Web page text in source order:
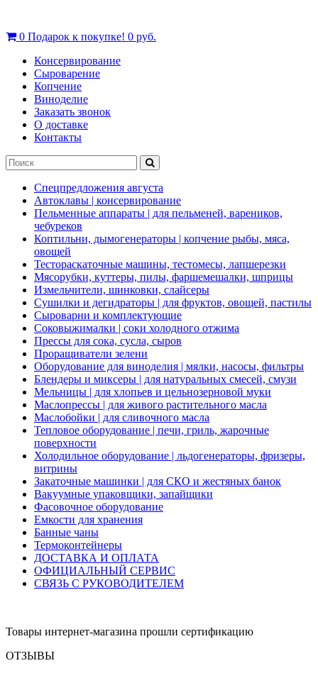
0 Подарок к покупке! 0 руб.
Консервирование
Сыроварение
Копчение
Виноделие
Заказать звонок
О доставке
Контакты
Спецпредложения августа
Автоклавы | консервирование
Пельменные аппараты | для пельменей, вареников,
чебуреков
Коптильни, дымогенераторы | копчение рыбы, мяса,
овощей
Тестораскаточные машины, тестомесы, лапшерезки
Мясорубки, куттеры, пилы, фаршемешалки, шприцы
Измельчители, шинковки, слайсеры
Сушилки и дегидраторы | для фруктов, овощей, пастилы
Сыроварни и комплектующие
Соковыжималки | соки холодного отжима
Прессы для сока, сусла, сыров
Проращиватели зелени
Оборудование для виноделия | мялки, насосы, фильтры
Блендеры и миксеры | для натуральных смесей, смузи
Мельницы | для хлопьев и цельнозерновой муки
Маслопрессы | для живого растительного масла
Маслобойки | для сливочного масла
Тепловое оборудование | печи, гриль, жарочные
поверхности
Холодильное оборудование | льдогенераторы, фризеры,
витрины
Закаточные машинки | для СКО и жестяных банок
Вакуумные упаковщики, запайщики
Фасовочное оборудование
Емкости для хранения
Банные чаны
Термоконтейнеры
ДОСТАВКА И ОПЛАТА
ОФИЦИАЛЬНЫЙ СЕРВИС
СВЯЗЬ С РУКОВОДИТЕЛЕМ
Товары интернет-магазина прошли сертификацию
ОТЗЫВЫ